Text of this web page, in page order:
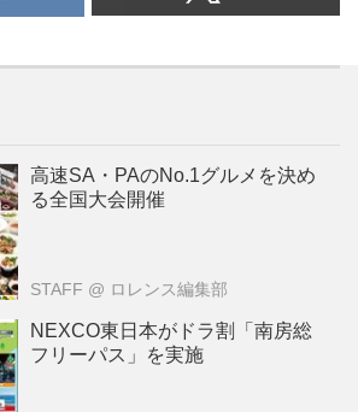
高速SA・PAのNo.1グルメを決め
る全国大会開催
STAFF @ ロレンス編集部
NEXCO東日本がドラ割「南房総
フリーパス」を実施